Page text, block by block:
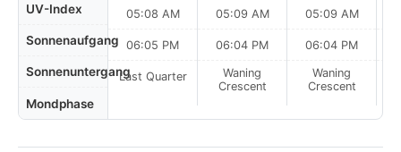
UV-Index
Sonnenaufgang
Sonnenuntergang
Mondphase
05:08 AM
06:05 PM
Last Quarter
05:09 AM
06:04 PM
Waning
Crescent
05:09 AM
06:04 PM
Waning
Crescent